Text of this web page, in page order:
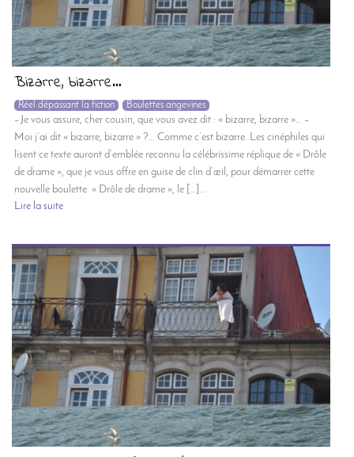
Bizarre, bizarre…
Réel dépassant la fiction Boulettes angevines
– Je vous assure, cher cousin, que vous avez dit : « bizarre, bizarre »… –
Moi j’ai dit « bizarre, bizarre » ?… Comme c’est bizarre. Les cinéphiles qui
lisent ce texte auront d’emblée reconnu la célébrissime réplique de « Drôle
de drame », que je vous offre en guise de clin d’œil, pour démarrer cette
nouvelle boulette. « Drôle de drame », le […]...
Lire la suite